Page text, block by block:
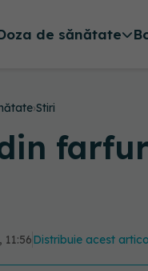
de sănătate
›Stiri
Distribuie acest